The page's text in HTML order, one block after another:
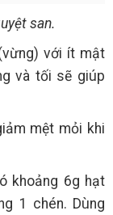
san.
với ít mật
và tối sẽ giúp
mệt mỏi khi
khoảng 6g hạt
1 chén. Dùng